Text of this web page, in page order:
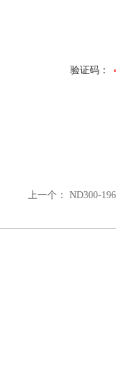
验证码：
上一个： ND300-